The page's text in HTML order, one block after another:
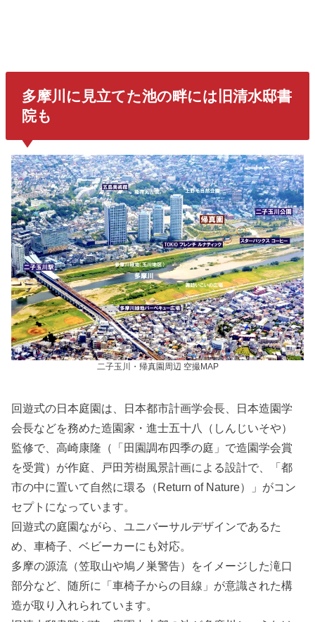
多摩川に見立てた池の畔には 旧清水邸書
院も
二子玉川・帰真園周辺 空撮MAP
回遊式の日本庭園は、日本都市計画学会長、日本造園学
会長などを務めた造園家・進士五十八（しんじいそや）
監修で、高崎康隆（「田園調布四季の庭」で造園学会賞
を受賞）が作庭、戸田芳樹風景計画による設計で、「都
市の中に置いて自然に環る（Return of Nature）」がコン
セプトになっています。
回遊式の庭園ながら、ユニバーサルデザインであるた
め、車椅子、ベビーカーにも対応。
多摩の源流（笠取山や鳩ノ巣警告）をイメージした滝口
部分など、随所に「車椅子からの目線」が意識された構
造が取り入れられています。